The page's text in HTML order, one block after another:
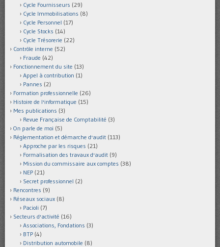
Cycle Fournisseurs (29)
Cycle Immobilisations (8)
Cycle Personnel (17)
Cycle Stocks (14)
Cycle Trésorerie (22)
Contrôle interne (52)
Fraude (42)
Fonctionnement du site (13)
Appel à contribution (1)
Pannes (2)
Formation professionnelle (26)
Histoire de l'informatique (15)
Mes publications (3)
Revue Française de Comptabilité (3)
On parle de moi (5)
Réglementation et démarche d'audit (113)
Approche par les risques (21)
Formalisation des travaux d'audit (9)
Mission du commissaire aux comptes (38)
NEP (21)
Secret professionnel (2)
Rencontres (9)
Réseaux sociaux (8)
Pacioli (7)
Secteurs d'activité (16)
Associations, Fondations (3)
BTP (4)
Distribution automobile (8)